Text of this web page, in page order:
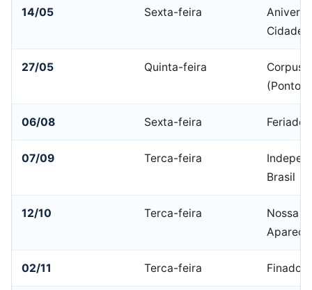
14/05 Sexta-feira
Cidade
27/05 Quinta-feira
Corpus
(Ponto
06/08 Sexta-feira Feriado
07/09 Terca-feira
Brasil
12/10 Terca-feira
Nossa
02/11 Terca-feira Finados